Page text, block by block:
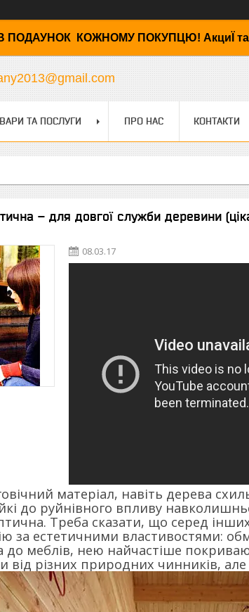
ПОДАУНОК КОЖНОМУ ПОКУПЦЮ! АкциЇ та
ТА ПОСЛУГИ ПРО НАС КОНТАКТИ
– для довгої служби деревини
08.03.17
матеріал, навіть дерева
до руйнівного впливу
Треба сказати, що серед
за естетичними властивостями:
до меблів, нею найчастіше
від різних природних чинників,